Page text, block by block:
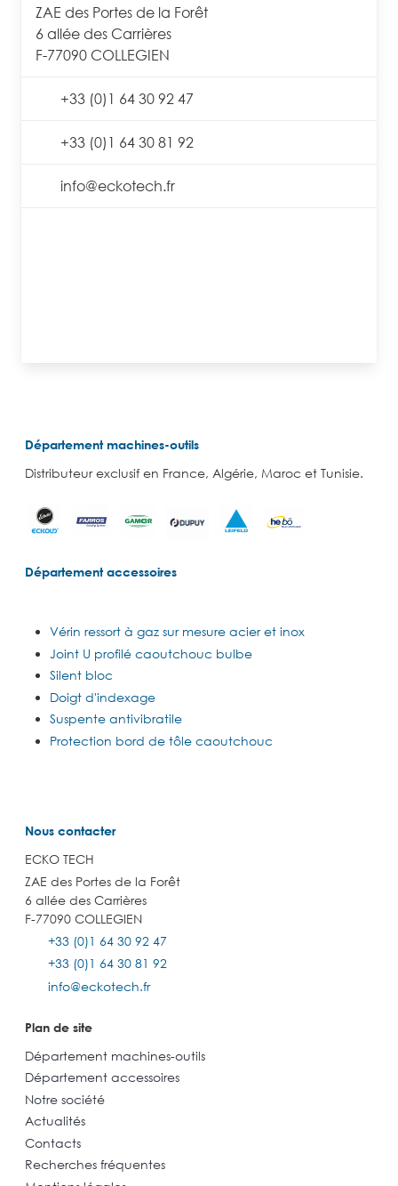
ZAE des Portes de la Forêt
6 allée des Carrières
F-77090 COLLEGIEN
+33 (0)1 64 30 92 47
+33 (0)1 64 30 81 92
info@eckotech.fr
Département machines-outils
Distributeur exclusif en France, Algérie, Maroc et Tunisie.
Département accessoires
Vérin ressort à gaz sur mesure acier et inox
Joint U profilé caoutchouc bulbe
Silent bloc
Doigt d'indexage
Suspente antivibratile
Protection bord de tôle caoutchouc
Nous contacter
ECKO TECH
ZAE des Portes de la Forêt
6 allée des Carrières
F-77090 COLLEGIEN
+33 (0)1 64 30 92 47
+33 (0)1 64 30 81 92
info@eckotech.fr
Plan de site
Département machines-outils
Département accessoires
Notre société
Actualités
Contacts
Recherches fréquentes